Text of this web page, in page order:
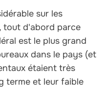
sur les
tout d'abord parce
est le plus grand
dans le pays (et
étaient très
terme et leur faible